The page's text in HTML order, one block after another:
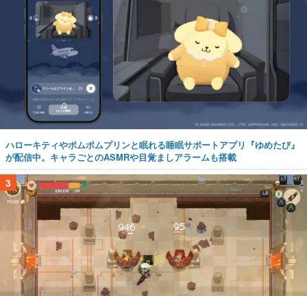
ハローキティやポムポムプリンと眠れる睡眠サポートアプリ『ゆめたび』
が配信中。キャラごとのASMRや目覚ましアラームも搭載
3